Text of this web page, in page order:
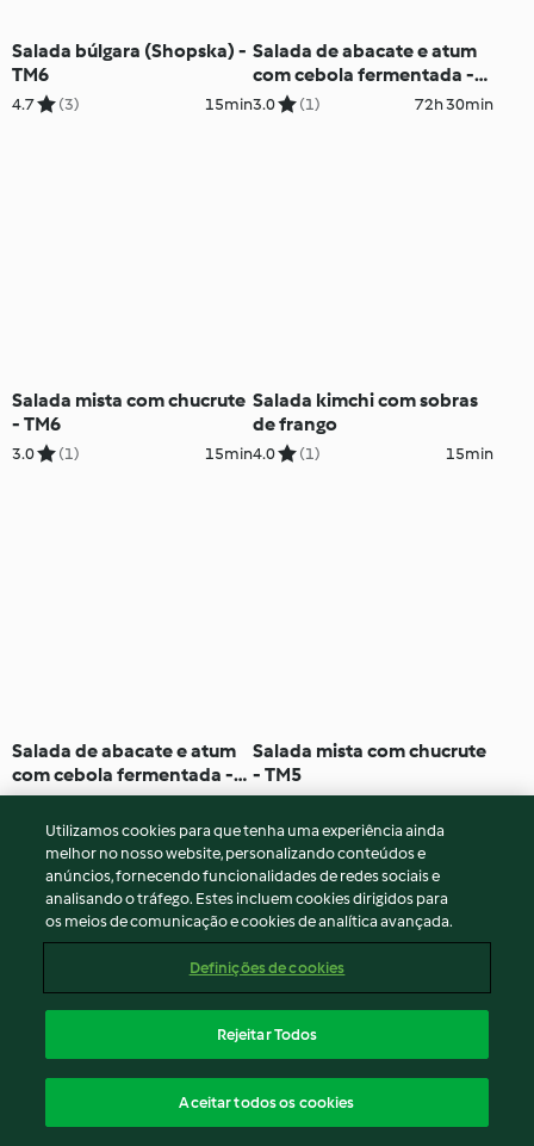
Salada búlgara (Shopska) -
TM6
4.7 (3) 15min
Salada de abacate e atum
com cebola fermentada -
TM6
3.0 (1) 72h 30min
Salada mista com chucrute
- TM6
3.0 (1) 15min
Salada kimchi com sobras
de frango
4.0 (1) 15min
Salada de abacate e atum
com cebola fermentada -
TM5
Salada mista com chucrute
- TM5
Alcachofras em azeite
Conserva de tomate com
mel
Utilizamos cookies para que tenha uma experiência ainda
melhor no nosso website, personalizando conteúdos e
anúncios, fornecendo funcionalidades de redes sociais e
analisando o tráfego. Estes incluem cookies dirigidos para
os meios de comunicação e cookies de analítica avançada.
Definições de cookies
Rejeitar Todos
Aceitar todos os cookies